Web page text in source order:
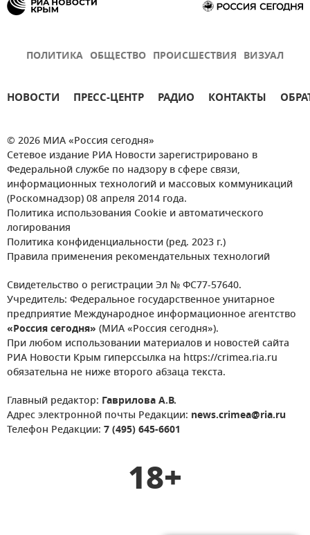
ПОЛИТИКА ОБЩЕСТВО ПРОИСШЕСТВИЯ ВИЗУАЛ
НОВОСТИ ПРЕСС-ЦЕНТР РАДИО КОНТАКТЫ
© 2026 МИА «Россия сегодня»
Сетевое издание РИА Новости зарегистрировано в
Федеральной службе по надзору в сфере связи,
информационных технологий и массовых коммуникаций
(Роскомнадзор) 08 апреля 2014 года.
Политика использования Cookie и автоматического
логирования
Политика конфиденциальности (ред. 2023 г.)
Правила применения рекомендательных технологий
Свидетельство о регистрации Эл № ФС77-57640.
Учредитель: Федеральное государственное унитарное
предприятие Международное информационное агентство
«Россия сегодня» (МИА «Россия сегодня»).
При любом использовании материалов и новостей сайта
РИА Новости Крым гиперссылка на https://crimea.ria.ru
обязательна не ниже второго абзаца текста.
Главный редактор: Гаврилова А.В.
Адрес электронной почты Редакции: news.crimea@ria.ru
Телефон Редакции: 7 (495) 645-6601
18+